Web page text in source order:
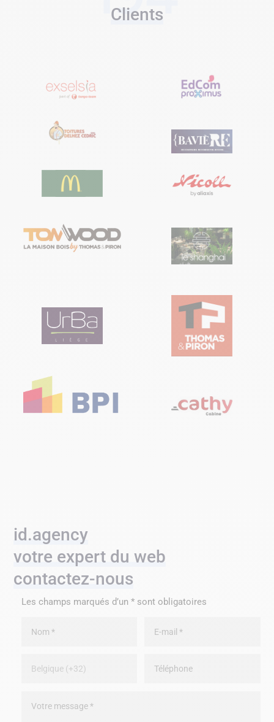
Clients
id.agency
votre expert du web
contactez-nous
Les champs marqués d’un * sont obligatoires